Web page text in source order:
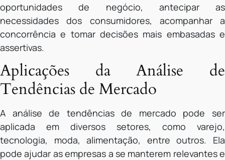
oportunidades de negócio, antecipar as
necessidades dos consumidores, acompanhar a
concorrência e tomar decisões mais embasadas e
assertivas.
Aplicações da Análise de
Tendências de Mercado
A análise de tendências de mercado pode ser
aplicada em diversos setores, como varejo,
tecnologia, moda, alimentação, entre outros. Ela
pode ajudar as empresas a se manterem relevantes e